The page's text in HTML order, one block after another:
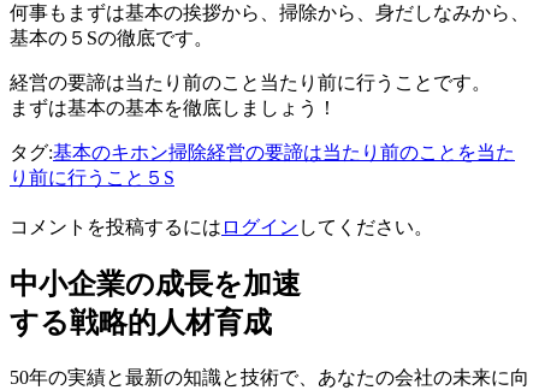
何事もまずは基本の挨拶から、掃除から、身だしなみから、
基本の５Sの徹底です。
経営の要諦は当たり前のこと当たり前に行うことです。
まずは基本の基本を徹底しましょう！
タグ:基本のキホン掃除経営の要諦は当たり前のことを当た
り前に行うこと ５S
コメントを投稿するには ログイン してください。
中小企業の成長を加速
する戦略的人材育成
50年の実績と最新の知識と技術で、あなたの会社の未来に向